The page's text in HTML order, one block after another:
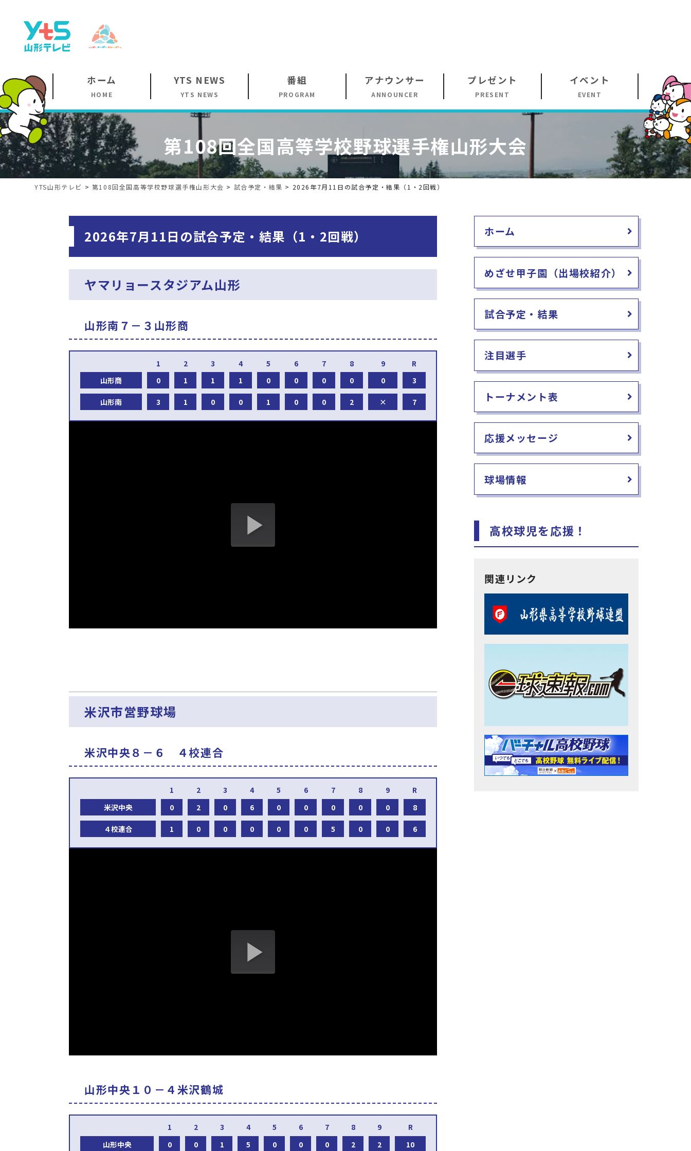
ホーム
HOME
YTS NEWS
YTS NEWS
番組
PROGRAM
アナウンサー
ANNOUNCER
プレゼント
PRESENT
イベント
EVENT
第108回全国高等学校野球選手権山形大会
YTS山形テレビ > 第108回全国高等学校野球選手権山形大会 > 試合予定・結果 > 2026年7月11日の試合予定・結果（1・2回戦）
2026年7月11日の試合予定・結果（1・2回戦）
ヤマリョースタジアム山形
山形南７－３山形商
山形商 0 1 1 1 0 0 0 0 0 3
山形南 3 1 0 0 1 0 0 2 × 7
米沢市営野球場
米沢中央８－６ ４校連合
米沢中央 0 2 0 6 0 0 0 0 0 8
４校連合 1 0 0 0 0 0 5 0 0 6
山形中央１０－４米沢鶴城
山形中央 0 0 1 5 0 0 0 2 2 10
ホーム
めざせ甲子園（出場校紹介）
試合予定・結果
注目選手
トーナメント表
応援メッセージ
球場情報
高校球児を応援！
関連リンク